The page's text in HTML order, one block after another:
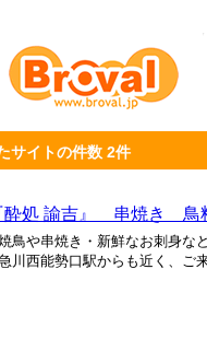
サイトの件数 2件
処 諭吉』 串焼き
鳥や串焼き・新鮮なお刺身
川西能勢口駅からも近く、ご